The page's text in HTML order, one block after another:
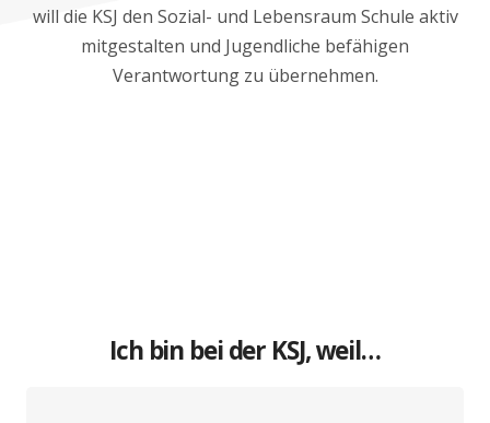
will die KSJ den Sozial- und Lebensraum Schule aktiv
mitgestalten und Jugendliche befähigen
Verantwortung zu übernehmen.
Ich bin bei der KSJ, weil…